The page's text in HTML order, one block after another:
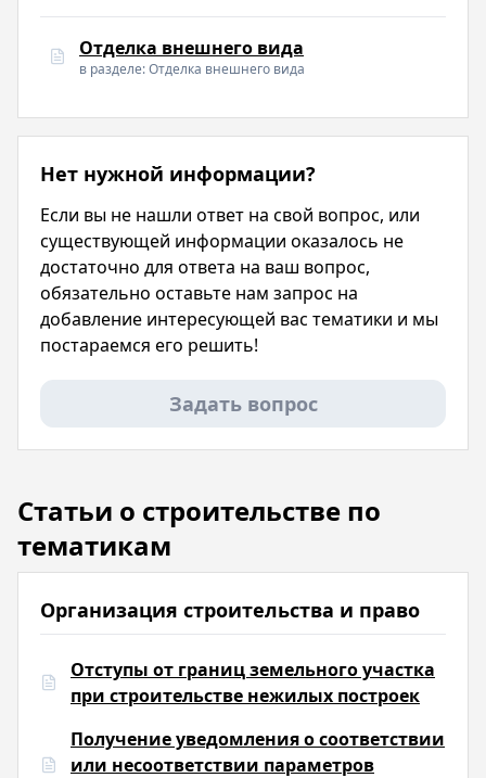
Отделка внешнего вида
в разделе: Отделка внешнего вида
Нет нужной информации?
Если вы не нашли ответ на свой вопрос, или
существующей информации оказалось не
достаточно для ответа на ваш вопрос,
обязательно оставьте нам запрос на
добавление интересующей вас тематики и мы
постараемся его решить!
Задать вопрос
Статьи о строительстве по
тематикам
Организация строительства и право
Отступы от границ земельного участка
при строительстве нежилых построек
Получение уведомления о соответствии
или несоответствии параметров